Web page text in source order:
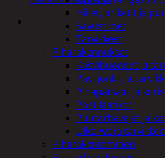
Hiilet, briketit ja
Savustimet
Tarvikkeet
Piharakennukset
Kasvihuoneet ja
Paviljonkit ja
Pihapatsaat ja
Postilaatikot
Puutarhavajat ja
Ulko-wc ja
Piharakentaminen